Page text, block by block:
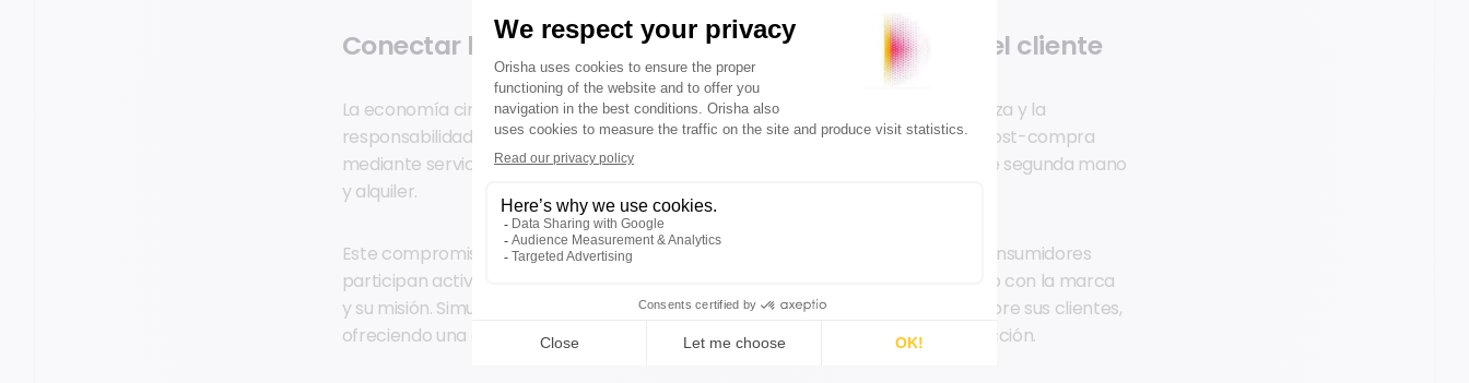
Conectar la economía circular con la experiencia del cliente
La economía circular transforma la experiencia del cliente, utilizando la confianza y la
responsabilidad para incentivar la fidelidad. Este modelo prolonga la relación post-compra
mediante servicios como la recuperación de productos, reparación, reventa de segunda mano
y alquiler.
Este compromiso continuo genera una forma distintiva de lealtad, donde los consumidores
participan activamente en el ciclo de vida del producto, estrechando su vínculo con la marca
y su misión. Simultáneamente, las marcas adquieren valiosos conocimientos sobre sus clientes,
ofreciendo una experiencia más personalizada y menos centrada en la transacción.